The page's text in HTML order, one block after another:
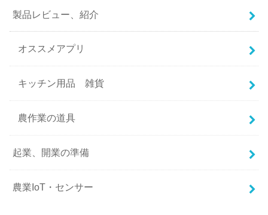
製品レビュー、紹介
オススメアプリ
キッチン用品 雑貨
農作業の道具
起業、開業の準備
農業IoT・センサー